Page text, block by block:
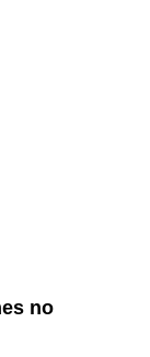
no